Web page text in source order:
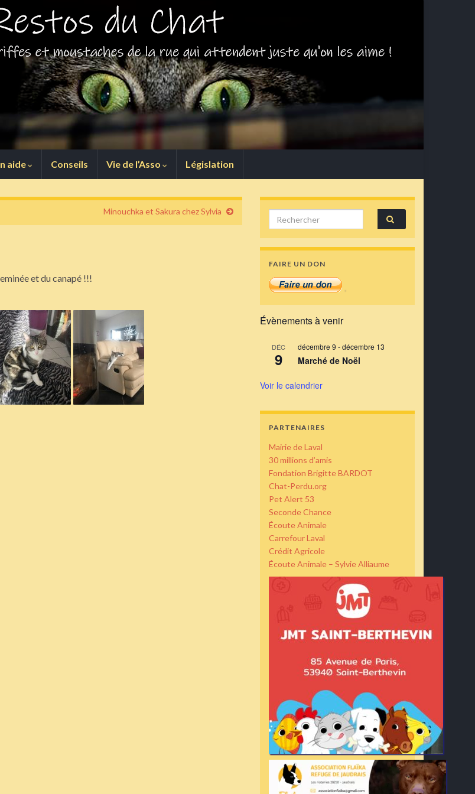
aide Conseils Vie de l’Asso Législation
Minouchka et Sakura chez Sylvia
et du canapé !!!
Search for:
FAIRE UN DON
Évènements à venir
DÉC
9
décembre 9 -décembre 13
Marché de Noël
Voir le calendrier
PARTENAIRES
Mairie de Laval
30 millions d’amis
Fondation Brigitte BARDOT
Chat-Perdu.org
Pet Alert 53
Seconde Chance
Écoute Animale
Carrefour Laval
Crédit Agricole
Écoute Animale – Sylvie Alliaume